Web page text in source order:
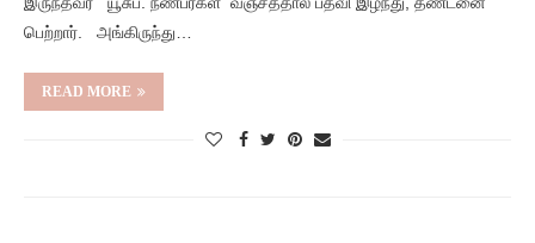
பெற்றார். அங்கிருந்து…
READ MORE